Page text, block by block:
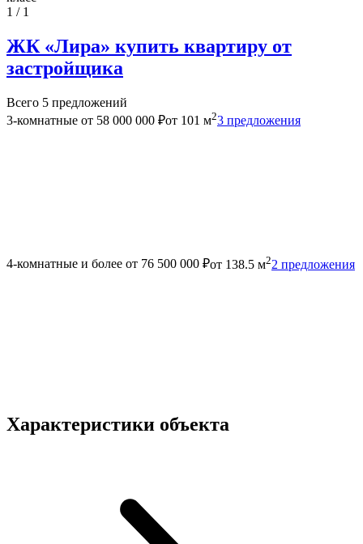
1 / 1
ЖК «Лира» купить квартиру от
застройщика
Всего 5 предложений
3-комнатные от 58 000 000 ₽от 101 м23 предложения
4-комнатные и более от 76 500 000 ₽от 138.5 м22 предложения
Характеристики объекта